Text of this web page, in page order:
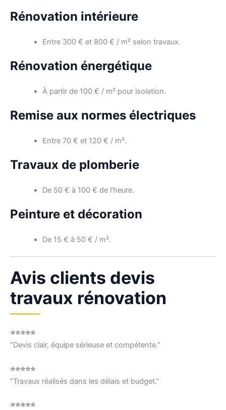
Rénovation intérieure
Entre 300 € et 800 € / m² selon travaux.
Rénovation énergétique
À partir de 100 € / m² pour isolation.
Remise aux normes électriques
Entre 70 € et 120 € / m².
Travaux de plomberie
De 50 € à 100 € de l’heure.
Peinture et décoration
De 15 € à 50 € / m².
Avis clients devis
travaux rénovation
⭐⭐⭐⭐⭐
“Devis clair, équipe sérieuse et compétente.”
⭐⭐⭐⭐⭐
“Travaux réalisés dans les délais et budget.”
⭐⭐⭐⭐⭐